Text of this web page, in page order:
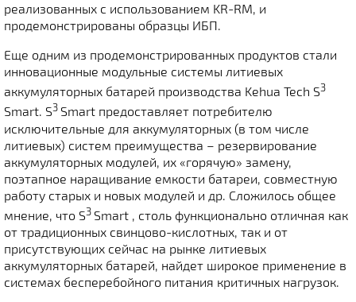
реализованных с использованием KR-RM, и
продемонстрированы образцы ИБП.
Еще одним из продемонстрированных продуктов стали
инновационные модульные системы литиевых
аккумуляторных батарей производства Kehua Tech S3
Smart. S3 Smart предоставляет потребителю
исключительные для аккумуляторных (в том числе
литиевых) систем преимущества – резервирование
аккумуляторных модулей, их «горячую» замену,
поэтапное наращивание емкости батареи, совместную
работу старых и новых модулей и др. Сложилось общее
мнение, что S3 Smart , столь функционально отличная как
от традиционных свинцово-кислотных, так и от
присутствующих сейчас на рынке литиевых
аккумуляторных батарей, найдет широкое применение в
системах бесперебойного питания критичных нагрузок.